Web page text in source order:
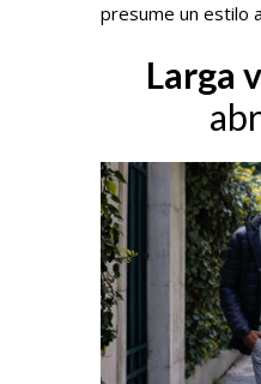
presume un estilo
Larga